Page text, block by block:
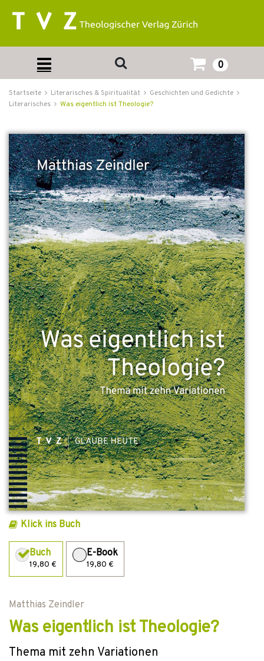
0
Startseite Literarisches & Spiritualität
Geschichten und Gedichte
Literarisches
Was eigentlich ist Theologie?
Klick ins Buch
Buch
19,80 €
E-Book
19,80 €
Matthias Zeindler
Was eigentlich ist Theologie?
Thema mit zehn Variationen